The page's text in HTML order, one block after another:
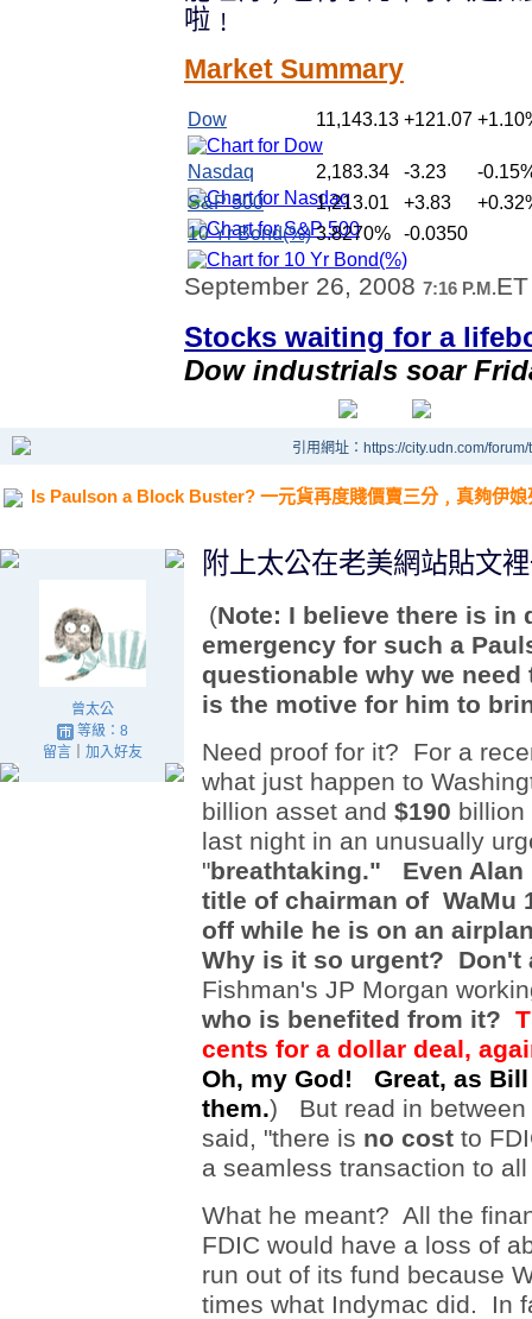
啦﹗
Market Summary
Dow 11,143.13 +121.07
Nasdaq 2,183.34 -3.23
-
S&P 500
1,213.01 +3.83
10 Yr Bond(%) 3.8270% -0.0350
September 26, 2008 7:16 P.M.ET
Stocks waiting for a
Dow industrials soar
引用網址：https://city.udn.com/
Is Paulson a Block Buster? 一元貨再度賤價賣三分﹐真夠伊娘
曾太公
等級：8
留言｜ 加入好友
附上太公在老美網站貼文
(Note: I believe there is in
emergency for such a
questionable why we
is the motive for him to
Need proof for it? For a
what just happen to
billion asset and $190
last night in an unusually
"breathtaking." Even Alan
title of chairman of WaMu
off while he is on an
Why is it so urgent? Don't
Fishman's JP Morgan
who is benefited from it?
cents for a dollar deal,
Oh, my God! Great, as
them.) But read in between
said, "there is no cost to
a seamless transaction to
What he meant? All the
FDIC would have a loss of
run out of its fund because
times what Indymac did. In